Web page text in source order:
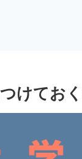
けてお